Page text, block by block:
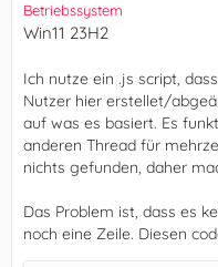
Betriebssystem
Win11 23H2
Ich nutze ein .js script,
Nutzer hier erstellet/
auf was es basiert. Es
anderen Thread für
nichts gefunden, daher
Das Problem ist, dass es
noch eine Zeile. Diesen